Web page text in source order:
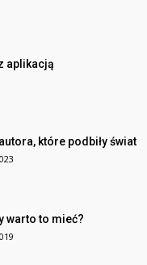
aplikacją
które podbiły świat
warto to mieć?